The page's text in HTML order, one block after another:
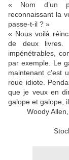
« Nom d’un
reconnaissant la
passe-t-il ? »
« Nous voilà
de deux
impénétrables,
par exemple. Le
maintenant c’est
roue idiote.
que je veux en
galope et galope,
Woody Allen,